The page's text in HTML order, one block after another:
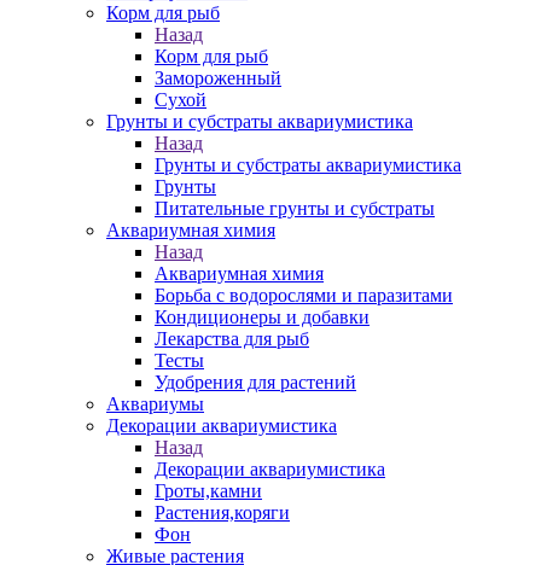
Корм для рыб
Назад
Корм для рыб
Замороженный
Сухой
Грунты и субстраты аквариумистика
Назад
Грунты и субстраты аквариумистика
Грунты
Питательные грунты и субстраты
Аквариумная химия
Назад
Аквариумная химия
Борьба с водорослями и паразитами
Кондиционеры и добавки
Лекарства для рыб
Тесты
Удобрения для растений
Аквариумы
Декорации аквариумистика
Назад
Декорации аквариумистика
Гроты,камни
Растения,коряги
Фон
Живые растения